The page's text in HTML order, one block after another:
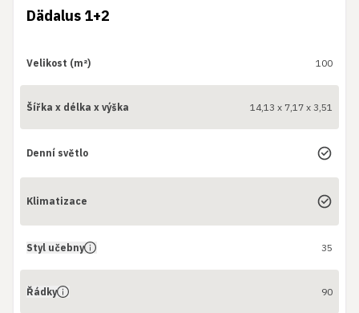
Dädalus 1+2
Velikost (m²) 100
Šířka x délka x výška 14,13 x 7,17 x 3,51
Denní světlo
Klimatizace
Styl učebny 35
Řádky 90